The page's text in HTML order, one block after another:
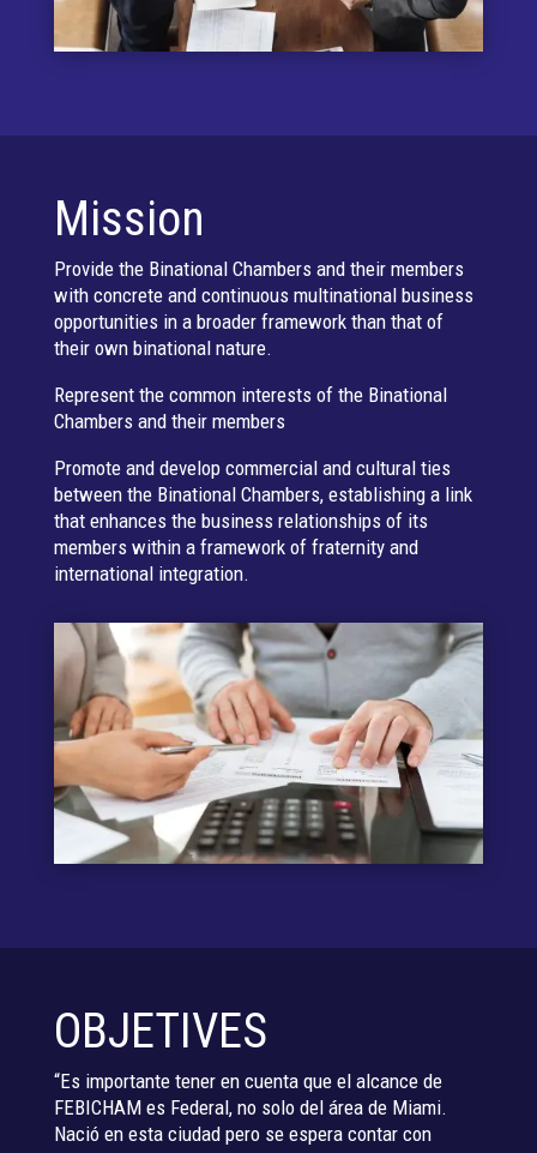
Mission
Provide the Binational Chambers and their members
with concrete and continuous multinational business
opportunities in a broader framework than that of
their own binational nature.
Represent the common interests of the Binational
Chambers and their members
Promote and develop commercial and cultural ties
between the Binational Chambers, establishing a link
that enhances the business relationships of its
members within a framework of fraternity and
international integration.
OBJETIVES
“Es importante tener en cuenta que el alcance de
FEBICHAM es Federal, no solo del área de Miami.
Nació en esta ciudad pero se espera contar con